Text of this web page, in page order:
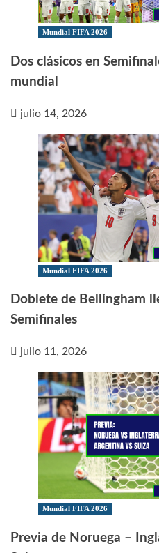
Mundial FIFA 2026
Dos clásicos en
mundial
julio 14, 2026
Mundial FIFA 2026
Doblete de Bellingham
Semifinales
julio 11, 2026
Mundial FIFA 2026
Previa de Noruega –